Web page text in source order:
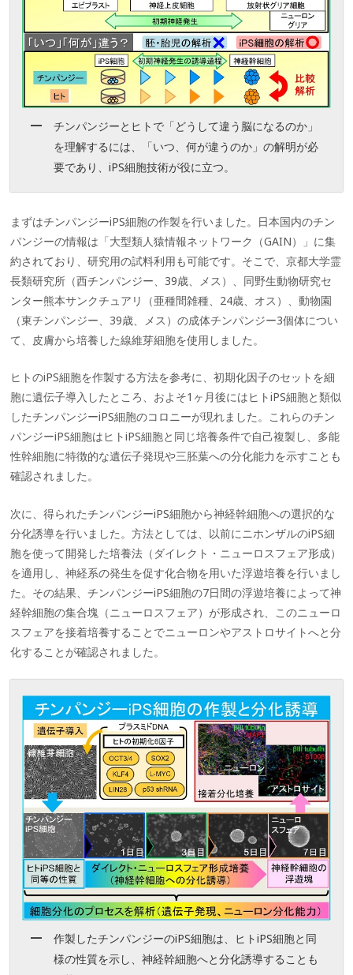
チンパンジーとヒトで「どうして違う脳になるのか」
を理解するには、「いつ、何が違うのか」の解明が必
要であり、iPS細胞技術が役に立つ。
まずはチンパンジーiPS細胞の作製を行いました。日本国内のチン
パンジーの情報は「大型類人猿情報ネットワーク（GAIN）」に集
約されており、研究用の試料利用も可能です。そこで、京都大学霊
長類研究所（西チンパンジー、39歳、メス）、同野生動物研究セ
ンター熊本サンクチュアリ（亜種間雑種、24歳、オス）、動物園
（東チンパンジー、39歳、メス）の成体チンパンジー3個体につい
て、皮膚から培養した線維芽細胞を使用しました。
ヒトのiPS細胞を作製する方法を参考に、初期化因子のセットを細
胞に遺伝子導入したところ、およそ1ヶ月後にはヒトiPS細胞と類似
したチンパンジーiPS細胞のコロニーが現れました。これらのチン
パンジーiPS細胞はヒトiPS細胞と同じ培養条件で自己複製し、多能
性幹細胞に特徴的な遺伝子発現や三胚葉への分化能力を示すことも
確認されました。
次に、得られたチンパンジーiPS細胞から神経幹細胞への選択的な
分化誘導を行いました。方法としては、以前にニホンザルのiPS細
胞を使って開発した培養法（ダイレクト・ニューロスフェア形成）
を適用し、神経系の発生を促す化合物を用いた浮遊培養を行いまし
た。その結果、チンパンジーiPS細胞の7日間の浮遊培養によって神
経幹細胞の集合塊（ニューロスフェア）が形成され、このニューロ
スフェアを接着培養することでニューロンやアストロサイトへと分
化することが確認されました。
作製したチンパンジーのiPS細胞は、ヒトiPS細胞と同
様の性質を示し、神経幹細胞へと分化誘導することも